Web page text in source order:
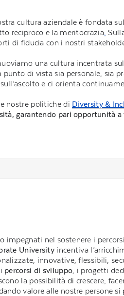
cultura aziendale è fondata
reciproco e la meritocrazia.
di fiducia con i nostri
una cultura incentrata
punto di vista sia personale, sia
e ci orienta
nostre politiche di Diversity &
garantendo pari opportunità
impegnati nel sostenere i
University incentiva
innovative, flessibili,
percorsi di sviluppo , i progetti
la possibilità di crescere,
valore alle nostre persone